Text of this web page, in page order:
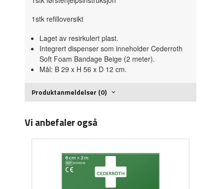
1stk refilloversikt
Laget av resirkulert plast.
Integrert dispenser som inneholder Cederroth
Soft Foam Bandage Beige (2 meter).
Mål: B 29 x H 56 x D 12 cm.
Produktanmeldelser (0)
Vi anbefaler også